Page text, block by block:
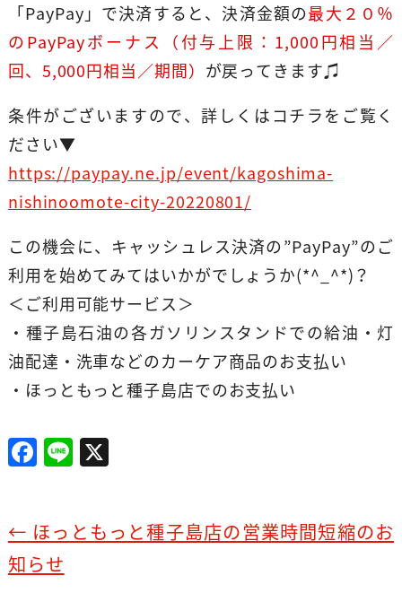
「PayPay」で決済すると、決済金額の最大２０％
のPayPayボーナス（付与上限：1,000円相当／
回、5,000円相当／期間） が戻ってきます♫
条件がございますので、詳しくはコチラをご覧く
ださい▼
https://paypay.ne.jp/event/kagoshima-
nishinoomote-city-20220801/
この機会に、キャッシュレス決済の”PayPay”のご
利用を始めてみてはいかがでしょうか(*^_^*)？
＜ご利用可能サービス＞
・種子島石油の各ガソリンスタンドでの給油・灯
油配達・洗車などのカーケア商品のお支払い
・ほっともっと種子島店でのお支払い
F
a
e
b
Li
n
X
← ほっともっと種子島店の営業時間短縮のお
知らせ